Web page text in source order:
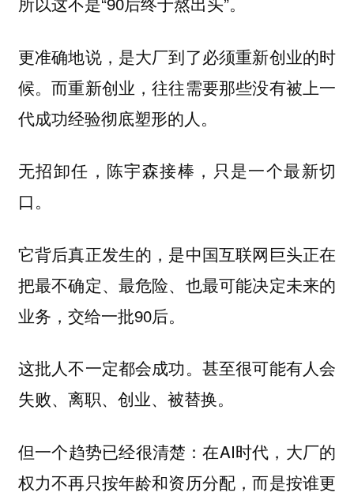
更准确地说，是大厂到了必须重新创业的时
候。而重新创业，往往需要那些没有被上一
代成功经验彻底塑形的人。
无招卸任，陈宇森接棒，只是一个最新切
口。
它背后真正发生的，是中国互联网巨头正在
把最不确定、最危险、也最可能决定未来的
业务，交给一批90后。
这批人不一定都会成功。甚至很可能有人会
失败、离职、创业、被替换。
但一个趋势已经很清楚：在AI时代，大厂的
权力不再只按年龄和资历分配，而是按谁更